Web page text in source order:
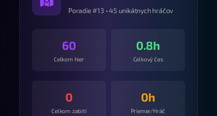
Poradie #13 • 45 unikátnych hráčov
60
Celkom hier
0.8h
Celkový čas
0
Celkom zabití
0h
Priemer/Hráč